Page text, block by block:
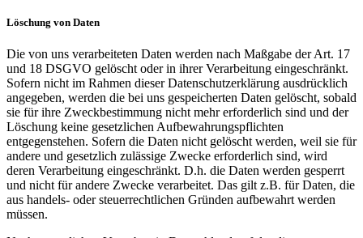
Löschung von Daten
Die von uns verarbeiteten Daten werden nach Maßgabe der Art. 17
und 18 DSGVO gelöscht oder in ihrer Verarbeitung eingeschränkt.
Sofern nicht im Rahmen dieser Datenschutzerklärung ausdrücklich
angegeben, werden die bei uns gespeicherten Daten gelöscht, sobald
sie für ihre Zweckbestimmung nicht mehr erforderlich sind und der
Löschung keine gesetzlichen Aufbewahrungspflichten
entgegenstehen. Sofern die Daten nicht gelöscht werden, weil sie für
andere und gesetzlich zulässige Zwecke erforderlich sind, wird
deren Verarbeitung eingeschränkt. D.h. die Daten werden gesperrt
und nicht für andere Zwecke verarbeitet. Das gilt z.B. für Daten, die
aus handels- oder steuerrechtlichen Gründen aufbewahrt werden
müssen.